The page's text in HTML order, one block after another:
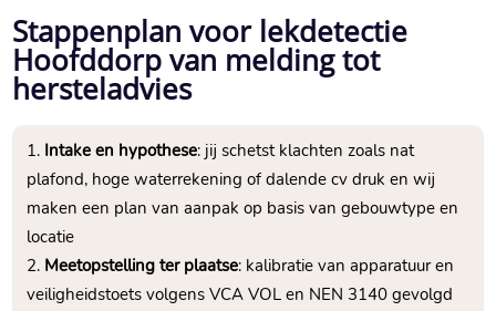
Stappenplan voor lekdetectie
Hoofddorp van melding tot
hersteladvies
Intake en hypothese: jij schetst klachten zoals nat
plafond, hoge waterrekening of dalende cv druk en wij
maken een plan van aanpak op basis van gebouwtype en
locatie
Meetopstelling ter plaatse: kalibratie van apparatuur en
veiligheidstoets volgens VCA VOL en NEN 3140 gevolgd